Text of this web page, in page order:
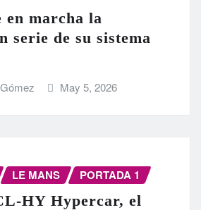
en marcha la
serie de su sistema
May 5, 2026
LE MANS PORTADA 1
HY Hypercar, el